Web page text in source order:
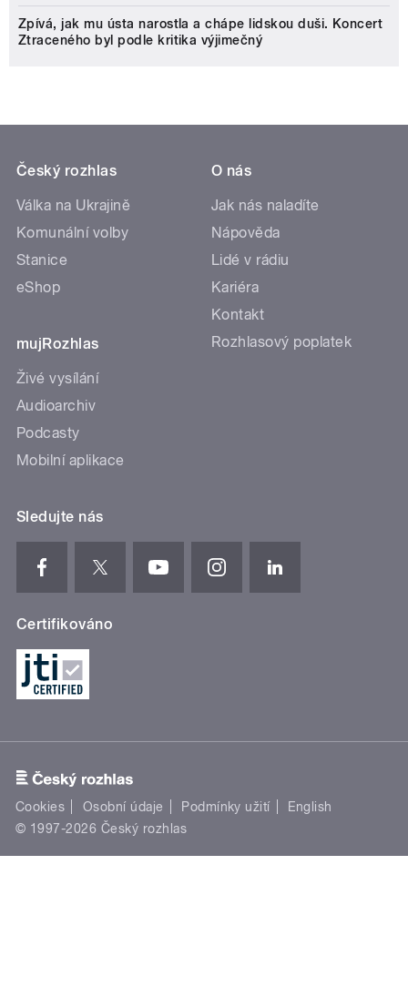
Zpívá, jak mu ústa narostla a chápe lidskou duši. Koncert
Ztraceného byl podle kritika výjimečný
Český rozhlas
Válka na Ukrajině
Komunální volby
Stanice
eShop
mujRozhlas
Živé vysílání
Audioarchiv
Podcasty
Mobilní aplikace
O nás
Jak nás naladíte
Nápověda
Lidé v rádiu
Kariéra
Kontakt
Rozhlasový poplatek
Sledujte nás
Certifikováno
Cookies Osobní údaje Podmínky užití
English
© 1997-2026 Český rozhlas